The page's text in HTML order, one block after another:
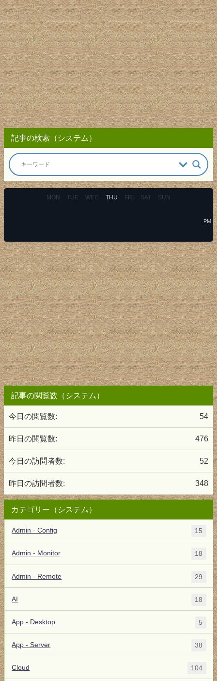
記事の検索（システム）
MON TUE WED THU FRI SAT SUN
PM
記事の閲覧数（システム）
54
今日の閲覧数:
476
昨日の閲覧数:
52
今日の訪問者数:
348
昨日の訪問者数:
カテゴリー（システム）
Admin - Config 15
Admin - Monitor 18
Admin - Remote 29
AI 18
App - Desktop 5
App - Server 38
Cloud 104